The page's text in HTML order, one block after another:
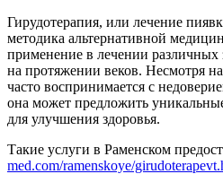
Гирудотерапия, или лечение
методика альтернативной
применение в лечении различных
на протяжении веков. Несмотря
часто воспринимается с
она может предложить
для улучшения здоровья.
Такие услуги в Раменском
med.com/ramenskoye/